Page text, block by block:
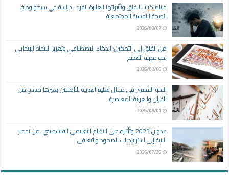
ديناميكيات القلق وتأثيراتها العابرة للفرد : دراسة في سيكولوجية
الصحة النفسية المجتمعية
2026/08/07
من القلق إلى التمكين: الذكاء الاصطناعي وتعزيز الاتجاه الإيجابي
نحو مهنة التعليم
2026/08/06
النحو النفسي في مجال تعليم العربية للناطقين بغيرها نماذج من
القرآن والعربية المعاصرة
2026/08/01
عدوان 2023 وتأثيره على النظام التعليمي الفلسطيني: من تدمير
البنية إلى استراتيجيات الصمود والتعافي
2026/07/26